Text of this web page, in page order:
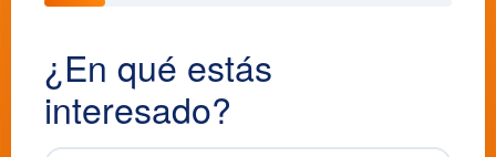
¿En qué estás
interesado?